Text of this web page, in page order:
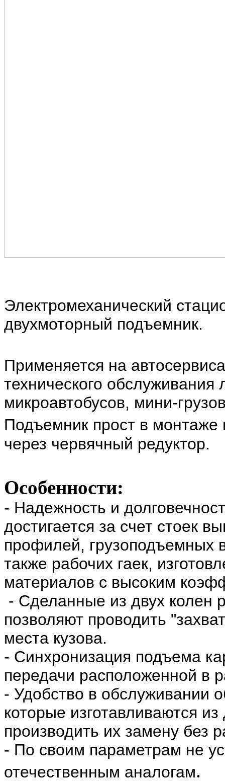
Электромеханический
двухмоторный подъемник.
Применяется на
технического
микроавтобусов, мини-
Подъемник прост в монтаже
через червячный редуктор.
Особенности:
- Надежность и
достигается за счет стоек
профилей, грузоподъемных
также рабочих гаек,
материалов с высоким
- Сделанные из двух колен
позволяют проводить
места кузова.
- Синхронизация подъема
передачи расположенной в
- Удобство в обслуживании
которые изготавливаются
производить их замену без
- По своим параметрам не
отечественным аналогам.